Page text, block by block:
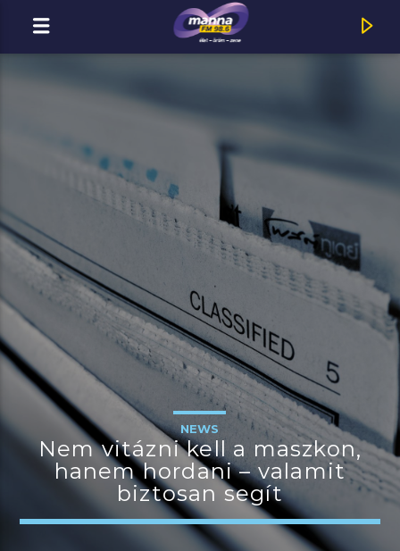
MOST ADÁSBAN
MannaFM
Jazz+Az : Megint Hétfő
JELENLEGI MŰSOR
MANNA WORLD
07:00
NEWS
Nem vitázni kell a maszkon,
hanem hordani – valamit
biztosan segít